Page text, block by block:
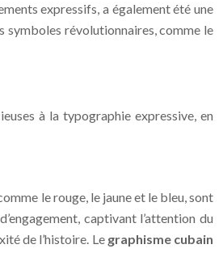
expressifs, a également été une
symboles révolutionnaires, comme le
à la typographie expressive, en
le rouge, le jaune et le bleu, sont
captivant l’attention du
de l’histoire. Le graphisme cubain